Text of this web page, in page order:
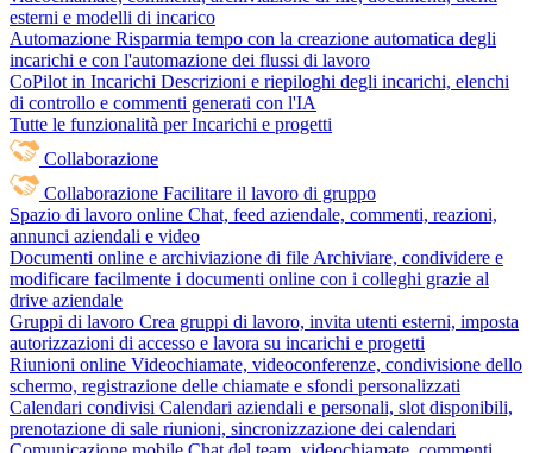
esterni e modelli di incarico
Automazione Risparmia tempo con la creazione automatica degli
incarichi e con l'automazione dei flussi di lavoro
CoPilot in Incarichi Descrizioni e riepiloghi degli incarichi, elenchi
di controllo e commenti generati con l'IA
Tutte le funzionalità per Incarichi e progetti
Collaborazione
Collaborazione Facilitare il lavoro di gruppo
Spazio di lavoro online Chat, feed aziendale, commenti, reazioni,
annunci aziendali e video
Documenti online e archiviazione di file Archiviare, condividere e
modificare facilmente i documenti online con i colleghi grazie al
drive aziendale
Gruppi di lavoro Crea gruppi di lavoro, invita utenti esterni, imposta
autorizzazioni di accesso e lavora su incarichi e progetti
Riunioni online Videochiamate, videoconferenze, condivisione dello
schermo, registrazione delle chiamate e sfondi personalizzati
Calendari condivisi Calendari aziendali e personali, slot disponibili,
prenotazione di sale riunioni, sincronizzazione dei calendari